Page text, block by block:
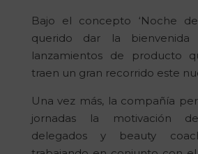
Bajo el concepto ‘Noche
querido dar la
lanzamientos de producto
traen un gran recorrido este
Una vez más, la compañía
jornadas la motivación
delegados y beauty